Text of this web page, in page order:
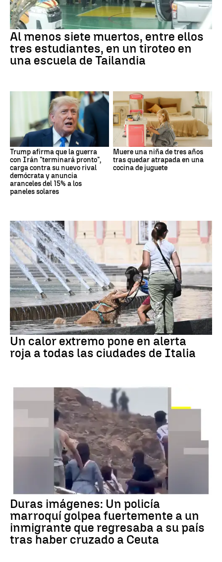
Al menos siete muertos, entre ellos
tres estudiantes, en un tiroteo en
una escuela de Tailandia
Trump afirma que la guerra
con Irán "terminará pronto",
carga contra su nuevo rival
demócrata y anuncia
aranceles del 15% a los
paneles solares
Muere una niña de tres años
tras quedar atrapada en una
cocina de juguete
Calor extremo
Un calor extremo pone en alerta
roja a todas las ciudades de Italia
Crisis Migratoria
Duras imágenes: Un policía
marroquí golpea fuertemente a un
inmigrante que regresaba a su país
tras haber cruzado a Ceuta